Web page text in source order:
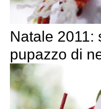
Natale 2011:
pupazzo di